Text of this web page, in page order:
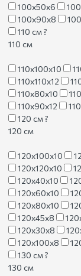
100х50х6
100х90х8
110 см?
110 см
110х100х10
110х110х12
110х80х10
110х90х12
120 см?
120 см
120х100х10
120х120х10
120х40х10
120х60х10
120х80х10
120х45х8
120х30х8
120х100х8
130 см?
130 см